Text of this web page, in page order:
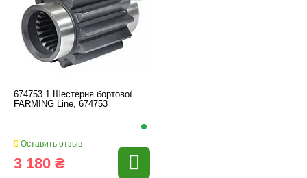
674753.1 Шестерня бортової
FARMING Line, 674753
Оставить отзыв
3 180 ₴